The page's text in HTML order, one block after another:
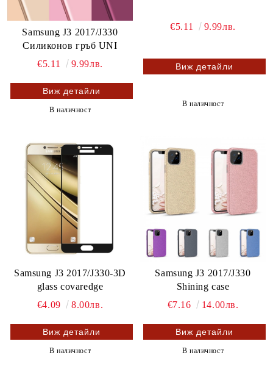
Samsung J3 2017/J330
Силиконов гръб UNI
€5.11
9.99лв.
Виж детайли
В наличност
€5.11 9.99лв.
Виж детайли
В наличност
Samsung J3 2017/J330-3D
glass covaredge
€4.09
8.00лв.
Виж детайли
В наличност
Samsung J3 2017/J330
Shining case
€7.16
14.00лв.
Виж детайли
В наличност